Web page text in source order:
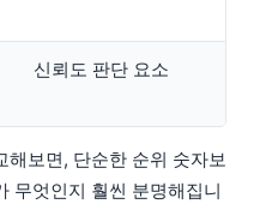
신뢰도 판단 요소
해보면, 단순한 순위 숫자보
무엇인지 훨씬 분명해집니